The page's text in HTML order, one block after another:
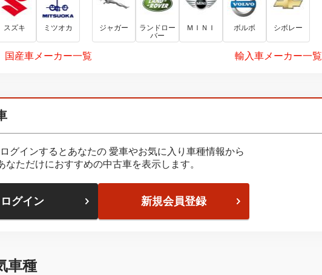
スズキ ミツオカ
国産車メーカー一覧
ジャガー
ランドロー
バー
ＭＩＮＩ ボルボ シボレー
輸入車メーカー一覧
グインするとあなたの 愛車やお気に入り車種情報から
なただけにおすすめの中古車を表示します。
ログイン 新規会員登録
車種